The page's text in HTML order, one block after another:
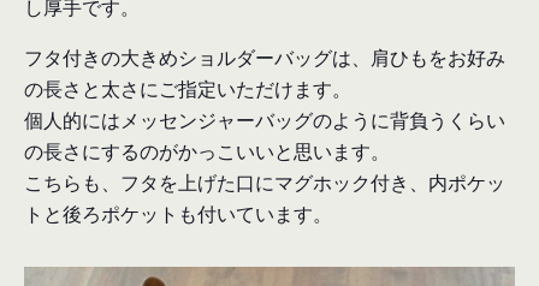
し厚手です。
フタ付きの大きめショルダーバッグは、肩ひもをお好み
の長さと太さにご指定いただけます。
個人的にはメッセンジャーバッグのように背負うくらい
の長さにするのがかっこいいと思います。
こちらも、フタを上げた口にマグホック付き、内ポケッ
トと後ろポケットも付いています。